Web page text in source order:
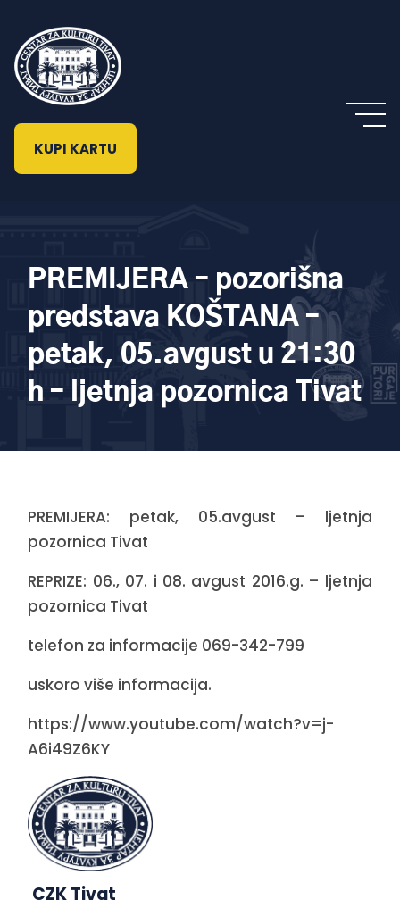
KUPI KARTU
PREMIJERA – pozorišna
predstava KOŠTANA –
petak, 05.avgust u 21:30
h – ljetnja pozornica Tivat
CZK Tivat
PREMIJERA: petak, 05.avgust – ljetnja
pozornica Tivat
REPRIZE: 06., 07. i 08. avgust 2016.g. – ljetnja
pozornica Tivat
telefon za informacije 069-342-799
uskoro više informacija.
https://www.youtube.com/watch?v=j-
A6i49Z6KY